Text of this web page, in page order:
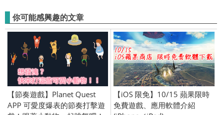
你可能感興趣的文章
【節奏遊戲】Planet Quest
APP 可愛度爆表的節奏打擊遊
【iOS 限免】10/15 蘋果限時
免費遊戲、應用軟體介紹